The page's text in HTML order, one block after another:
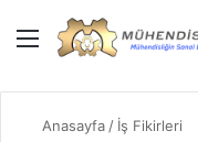
Menü
Anasayfa / İş Fikirleri